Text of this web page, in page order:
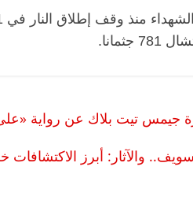
جيمس تيت بلاك عن رواية
والآثار: أبرز